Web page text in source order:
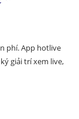
phí. App hotlive
giải trí xem live,